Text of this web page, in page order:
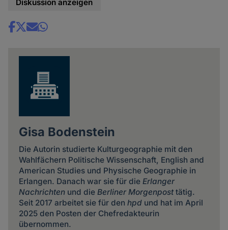
Diskussion anzeigen
Share
Gisa Bodenstein
Die Autorin studierte Kulturgeographie mit den
Wahlfächern Politische Wissenschaft, English and
American Studies und Physische Geographie in
Erlangen. Danach war sie für die Erlanger
Nachrichtenund die Berliner Morgenposttätig.
Seit 2017 arbeitet sie für den hpdund hat im April
2025 den Posten der Chefredakteurin
übernommen.